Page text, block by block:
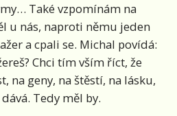
Také vzpomínám na
u nás, naproti němu jeden
a cpali se. Michal povídá:
Chci tím vším říct, že
na geny, na štěstí, na lásku,
Tedy měl by.